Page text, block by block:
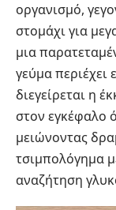
οργανισμό,
στομάχι για
μια
γεύμα
διεγείρεται η
στον εγκέφαλο
μειώνοντας
τσιμπολόγημα
αναζήτηση